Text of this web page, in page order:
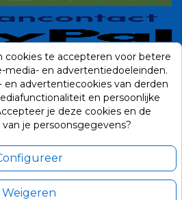
cookies te accepteren voor betere
media- en advertentiedoeleinden.
en advertentiecookies van derden
en persoonlijke
je deze cookies en de
je persoonsgegevens?
Weigeren